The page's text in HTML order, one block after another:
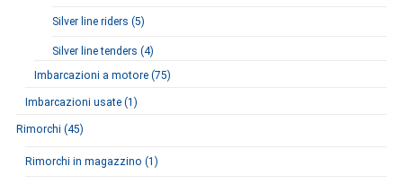
Silver line riders (5)
Silver line tenders (4)
Imbarcazioni a motore (75)
Imbarcazioni usate (1)
Rimorchi (45)
Rimorchi in magazzino (1)